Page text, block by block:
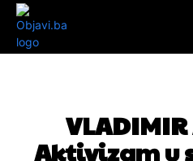
VLADIMIR
Aktivizam u